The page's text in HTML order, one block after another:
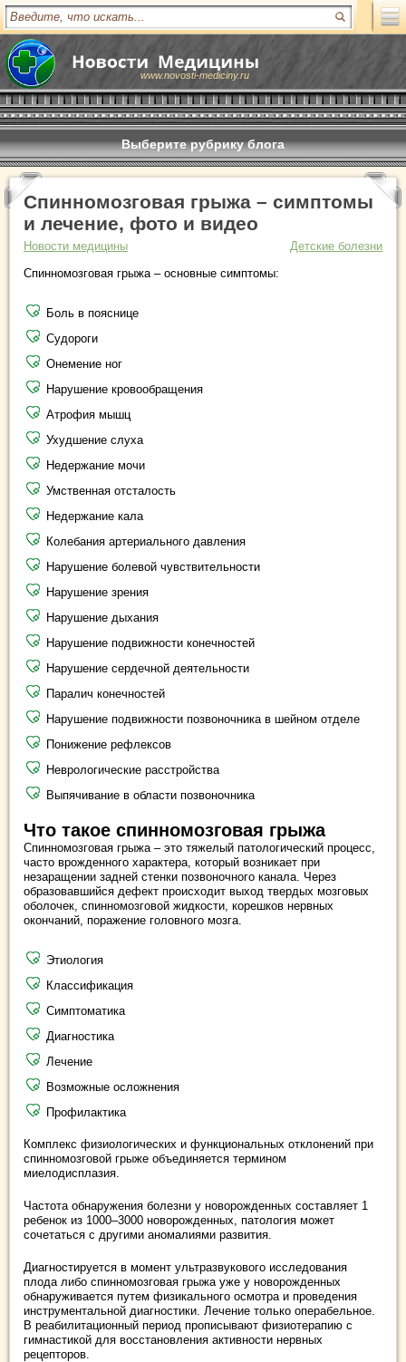
www.novosti-mediciny.ru
Выберите рубрику блога
Спинномозговая грыжа – симптомы
и лечение, фото и видео
Новости медицины
Детские болезни
Спинномозговая грыжа – основные симптомы:
Боль в пояснице
Судороги
Онемение ног
Нарушение кровообращения
Атрофия мышц
Ухудшение слуха
Недержание мочи
Умственная отсталость
Недержание кала
Колебания артериального давления
Нарушение болевой чувствительности
Нарушение зрения
Нарушение дыхания
Нарушение подвижности конечностей
Нарушение сердечной деятельности
Паралич конечностей
Нарушение подвижности позвоночника в шейном отделе
Понижение рефлексов
Неврологические расстройства
Выпячивание в области позвоночника
Что такое спинномозговая грыжа
Спинномозговая грыжа – это тяжелый патологический процесс,
часто врожденного характера, который возникает при
незаращении задней стенки позвоночного канала. Через
образовавшийся дефект происходит выход твердых мозговых
оболочек, спинномозговой жидкости, корешков нервных
окончаний, поражение головного мозга.
Этиология
Классификация
Симптоматика
Диагностика
Лечение
Возможные осложнения
Профилактика
Комплекс физиологических и функциональных отклонений при
спинномозговой грыже объединяется термином
миелодисплазия.
Частота обнаружения болезни у новорожденных составляет 1
ребенок из 1000–3000 новорожденных, патология может
сочетаться с другими аномалиями развития.
Диагностируется в момент ультразвукового исследования
плода либо спинномозговая грыжа уже у новорожденных
обнаруживается путем физикального осмотра и проведения
инструментальной диагностики. Лечение только операбельное.
В реабилитационный период прописывают физиотерапию с
гимнастикой для восстановления активности нервных
рецепторов.